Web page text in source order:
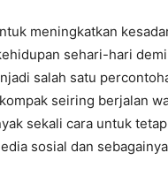
meningkatkan
sehari-hari demi
salah satu
seiring berjalan
sekali cara untuk tetap
sosial dan